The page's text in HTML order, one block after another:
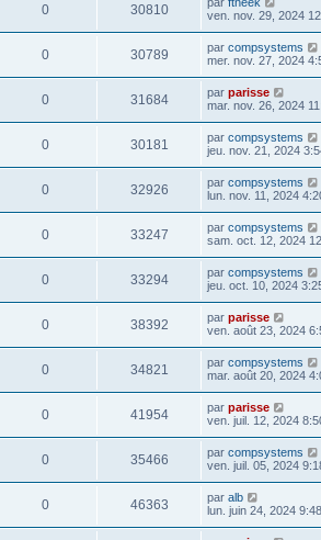
0 30810
ven. nov. 29, 2024
0 30789 par compsystems
mer. nov. 27, 2024
0 31684 par parisse
mar. nov. 26, 2024
0 30181 par compsystems
jeu. nov. 21, 2024
0 32926 par compsystems
lun. nov. 11, 2024
0 33247 par compsystems
sam. oct. 12, 2024
0 33294 par compsystems
jeu. oct. 10, 2024
0 38392 par parisse
ven. août 23, 2024
0 34821 par compsystems
mar. août 20, 2024
0 41954 par parisse
ven. juil. 12, 2024
0 35466 par compsystems
ven. juil. 05, 2024
0 46363 par alb
lun. juin 24, 2024